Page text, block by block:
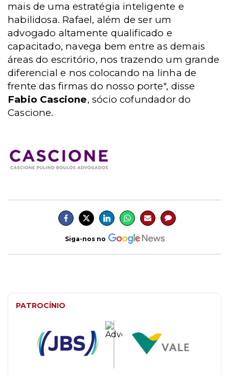
mais de uma estratégia inteligente e
habilidosa. Rafael, além de ser um
advogado altamente qualificado e
capacitado, navega bem entre as demais
áreas do escritório, nos trazendo um grande
diferencial e nos colocando na linha de
frente das firmas do nosso porte", disse
Fabio Cascione, sócio cofundador do
Cascione.
Siga-nos no
PATROCÍNIO